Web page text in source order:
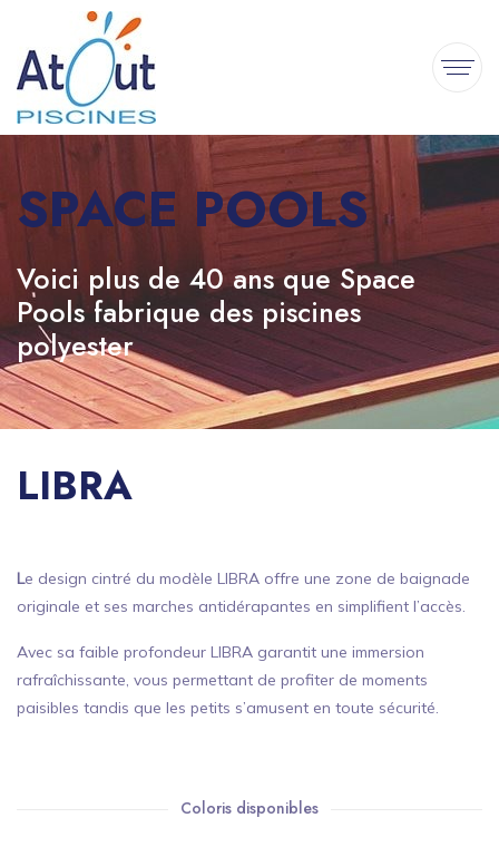
SPACE POOLS
Voici plus de 40 ans que Space
Pools fabrique des piscines
polyester
LIBRA
Le design cintré du modèle LIBRA offre une zone de baignade
originale et ses marches antidérapantes en simplifient l’accès.
Avec sa faible profondeur LIBRA garantit une immersion
rafraîchissante, vous permettant de profiter de moments
paisibles tandis que les petits s’amusent en toute sécurité.
Coloris disponibles